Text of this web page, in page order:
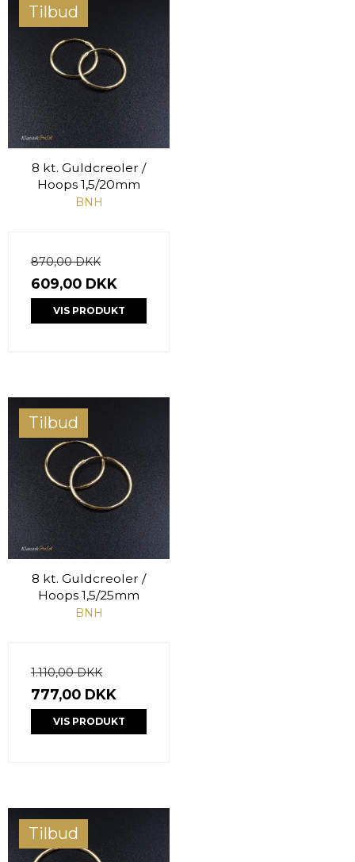
Tilbud
8 kt. Guldcreoler /
Hoops 1,5/20mm
BNH
870,00 DKK
609,00 DKK
VIS PRODUKT
Tilbud
8 kt. Guldcreoler /
Hoops 1,5/25mm
BNH
1.110,00 DKK
777,00 DKK
VIS PRODUKT
Tilbud